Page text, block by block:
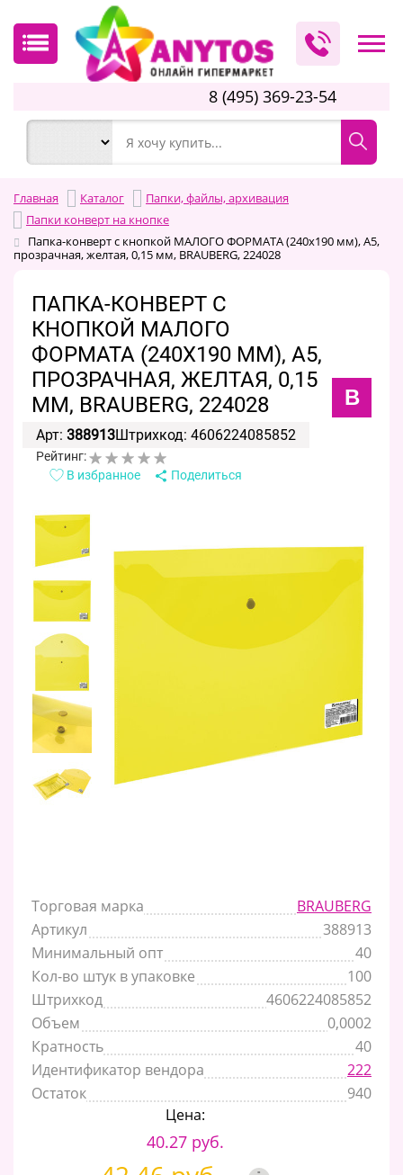
8 (495) 369-23-54
Главная Каталог
Папки, файлы, архивация
Папки конверт на кнопке
Папка-конверт с кнопкой МАЛОГО ФОРМАТА (240х190 мм), А5,
прозрачная, желтая, 0,15 мм, BRAUBERG, 224028
ПАПКА-КОНВЕРТ С
КНОПКОЙ МАЛОГО
ФОРМАТА (240Х190 ММ), А5,
ПРОЗРАЧНАЯ, ЖЕЛТАЯ, 0,15
ММ, BRAUBERG, 224028
B
Арт: 388913Штрихкод: 4606224085852
Рейтинг:
В избранное
Поделиться
Торговая марка
BRAUBERG
Артикул
388913
Минимальный опт
40
Кол-во штук в упаковке
100
Штрихкод
4606224085852
Объем
0,0002
Кратность
40
Идентификатор вендора
222
Остаток
940
Цена:
40.27 руб.